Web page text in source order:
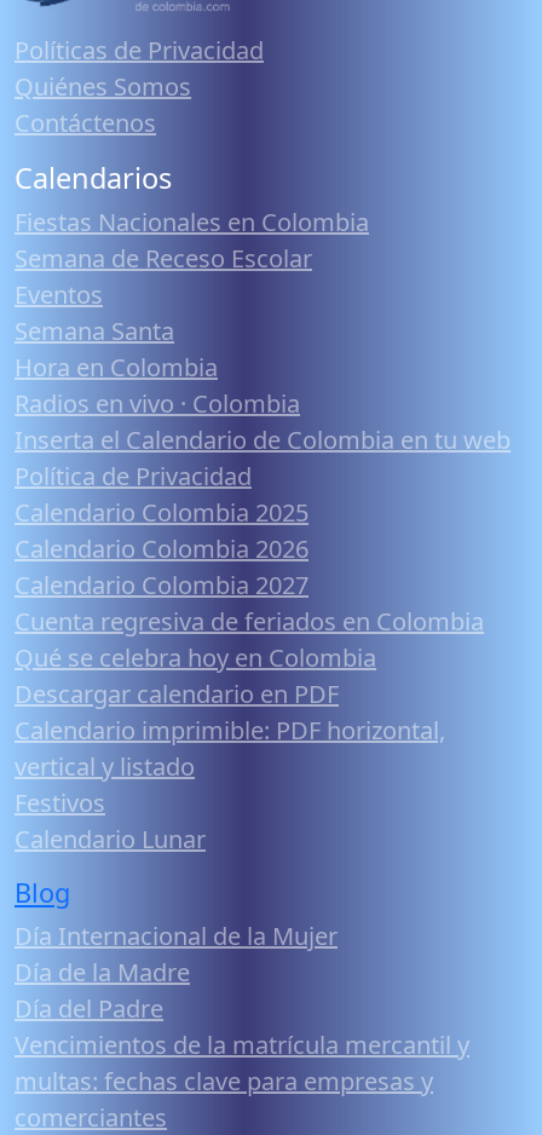
Políticas de Privacidad
Quiénes Somos
Contáctenos
Calendarios
Fiestas Nacionales en Colombia
Semana de Receso Escolar
Eventos
Semana Santa
Hora en Colombia
Radios en vivo · Colombia
Inserta el Calendario de Colombia en tu web
Política de Privacidad
Calendario Colombia 2025
Calendario Colombia 2026
Calendario Colombia 2027
Cuenta regresiva de feriados en Colombia
Qué se celebra hoy en Colombia
Descargar calendario en PDF
Calendario imprimible: PDF horizontal,
vertical y listado
Festivos
Calendario Lunar
Blog
Día Internacional de la Mujer
Día de la Madre
Día del Padre
Vencimientos de la matrícula mercantil y
multas: fechas clave para empresas y
comerciantes